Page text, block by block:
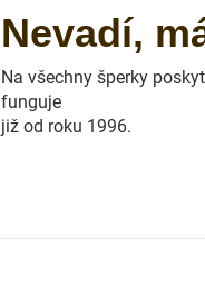
Nevadí,
Na všechny šperky
funguje
již od roku 1996.